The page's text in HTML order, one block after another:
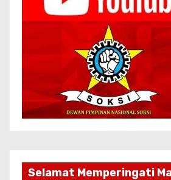
Selamat Memperingati